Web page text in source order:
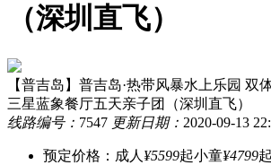
（深圳直飞）
【普吉岛】普吉岛·热带风暴水上乐园 双
三星蓝象餐厅五天亲子团（深圳直飞）
线路编号： 7547 更新日期： 2020-09-13
预定价格： 成人 ¥5599起小童¥4799起